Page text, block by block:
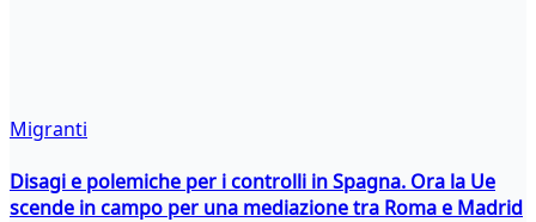
Migranti
Disagi e polemiche per i controlli in Spagna. Ora la Ue
scende in campo per una mediazione tra Roma e Madrid